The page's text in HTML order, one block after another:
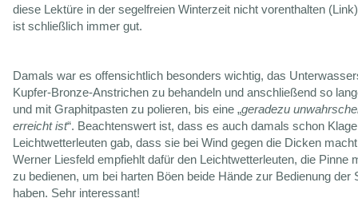
diese Lektüre in der segelfreien Winterzeit nicht vorenthalten
ist schließlich immer gut.
Damals war es offensichtlich besonders wichtig, das
Kupfer-Bronze-Anstrichen zu behandeln und anschließend so
und mit Graphitpasten zu polieren, bis eine „geradezu
erreicht ist“. Beachtenswert ist, dass es auch damals schon
Leichtwetterleuten gab, dass sie bei Wind gegen die Dicken
Werner Liesfeld empfiehlt dafür den Leichtwetterleuten, die Pinne
zu bedienen, um bei harten Böen beide Hände zur Bedienung der
haben. Sehr interessant!